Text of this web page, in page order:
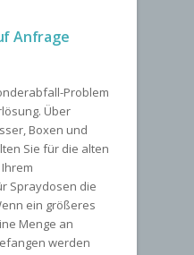
Anfrage
Problem
Über
Boxen und
Sie für die alten
Spraydosen die
ein größeres
Menge an
werden